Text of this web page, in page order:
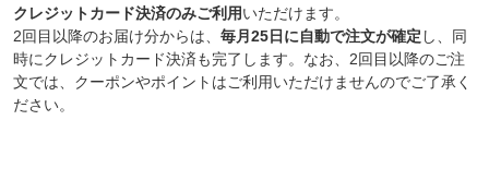
クレジットカード決済のみご利用いただけます。
2回目以降のお届け分からは、 毎月25日に自動で注文が確定 し、同
時にクレジットカード決済も完了します。なお、2回目以降のご注
文では、クーポンやポイントはご利用いただけませんのでご了承く
ださい。